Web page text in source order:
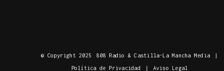
© Copyright 2025 808 Radio & Castilla-La Mancha Media |
Política de Privacidad | Aviso Legal